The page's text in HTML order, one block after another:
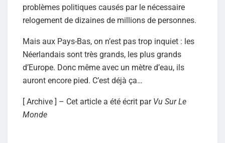
problèmes politiques causés par le nécessaire
relogement de dizaines de millions de personnes.
Mais aux Pays-Bas, on n’est pas trop inquiet : les
Néerlandais sont très grands, les plus grands
d’Europe. Donc même avec un mètre d’eau, ils
auront encore pied. C’est déjà ça…
[ Archive ] – Cet article a été écrit par Vu Sur Le
Monde